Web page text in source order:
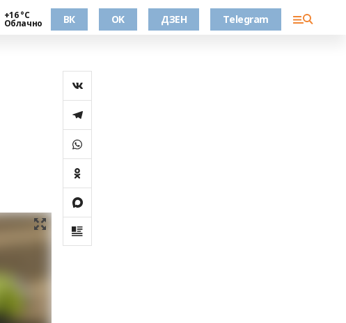
+16 °С
Облачно ВК OK ДЗЕН Telegram